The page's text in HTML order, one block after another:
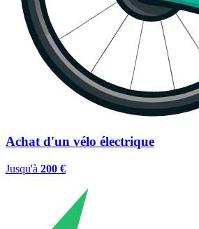
Achat d'un vélo électrique
Jusqu'à 200 €